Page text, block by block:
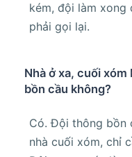
kém, đội làm xong
phải gọi lại.
Nhà ở xa, cuối
bồn cầu không?
Có. Đội thông bồn
nhà cuối xóm, chỉ